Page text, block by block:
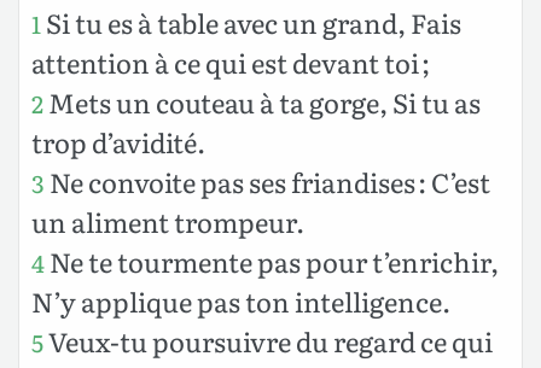
1 Si tu es à table avec un grand, Fais
attention à ce qui est devant toi ;
2Mets un couteau à ta gorge, Si tu as
trop d’avidité.
3 Ne convoite pas ses friandises : C’est
un aliment trompeur.
4Ne te tourmente pas pour t’enrichir,
N’y applique pas ton intelligence.
5Veux-tu poursuivre du regard ce qui